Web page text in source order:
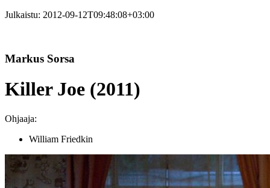
Julkaistu: 2012-09-12T09:48:08+03:00
Markus Sorsa
Killer Joe (2011)
Ohjaaja:
William Friedkin